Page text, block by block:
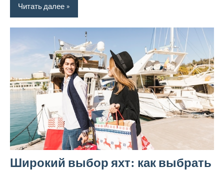
Читать далее
Широкий выбор яхт: как выбрать